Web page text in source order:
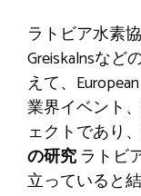
ラトビア水素
Greiskalnsな
えて、
業界イベント
ェクトであり
の研究 ラトビ
立っていると